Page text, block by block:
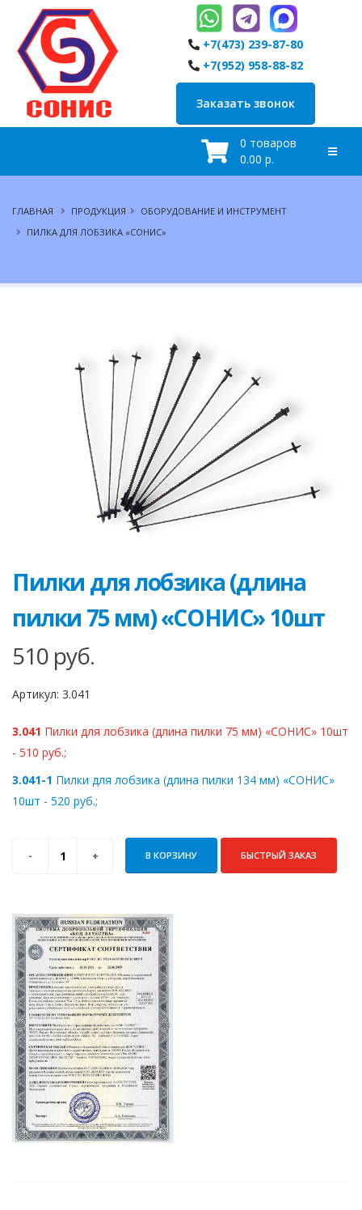
+7(473) 239-87-80
+7(952) 958-88-82
Заказать звонок
0 товаров
0.00 р.
ГЛАВНАЯ ПРОДУКЦИЯ
ОБОРУДОВАНИЕ И ИНСТРУМЕНТ
ПИЛКА ДЛЯ ЛОБЗИКА «СОНИС»
Пилки для лобзика (длина
пилки 75 мм) «СОНИС» 10шт
510 руб.
Артикул: 3.041
3.041 Пилки для лобзика (длина пилки 75 мм) «СОНИС» 10шт
- 510 руб.;
3.041-1 Пилки для лобзика (длина пилки 134 мм) «СОНИС»
10шт - 520 руб.;
В КОРЗИНУ БЫСТРЫЙ ЗАКАЗ